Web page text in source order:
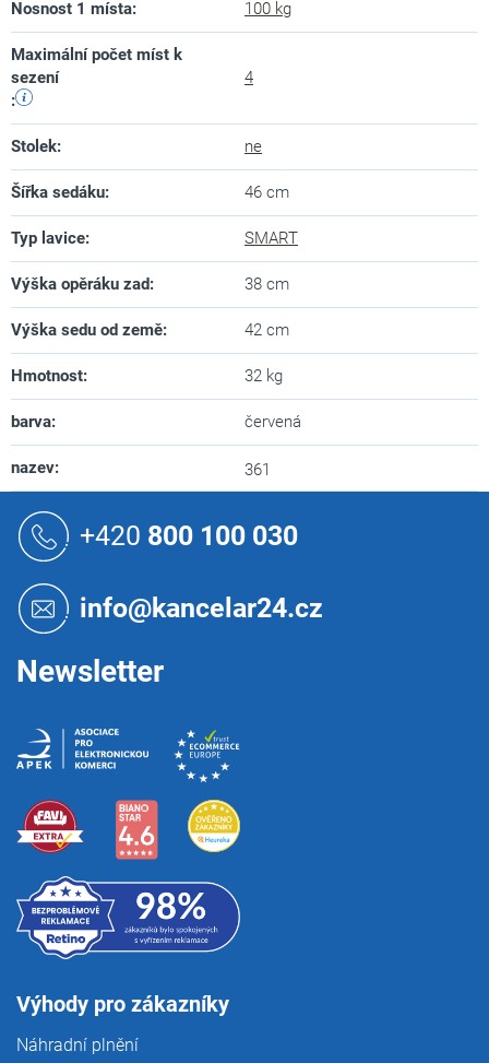
Nosnost 1 místa: 100 kg
Maximální počet míst k
sezení
:
4
Stolek: ne
Šířka sedáku: 46 cm
Typ lavice: SMART
Výška opěráku zad: 38 cm
Výška sedu od země: 42 cm
Hmotnost: 32 kg
barva: červená
nazev: 361
+420 800 100 030
info@kancelar24.cz
Newsletter
Výhody pro zákazníky
Náhradní plnění